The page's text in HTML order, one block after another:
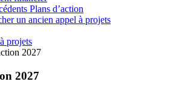
Plans d’action
un ancien appel à projets
projets
2027
2027